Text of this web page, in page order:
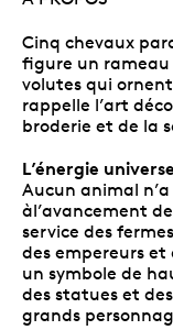
Cinq chevaux
figure un rameau
volutes qui
rappelle l’art
broderie et de la
L’énergie
Aucun animal
àl’avancement
service des
des empereurs et
un symbole de
des statues et
grands